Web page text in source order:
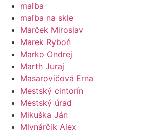
maľba
maľba na skle
Marček Miroslav
Marek Ryboň
Marko Ondrej
Marth Juraj
Masarovičová Erna
Mestský cintorín
Mestský úrad
Mikuška Ján
Mlynárčik Alex